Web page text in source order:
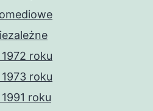
roku
roku
roku